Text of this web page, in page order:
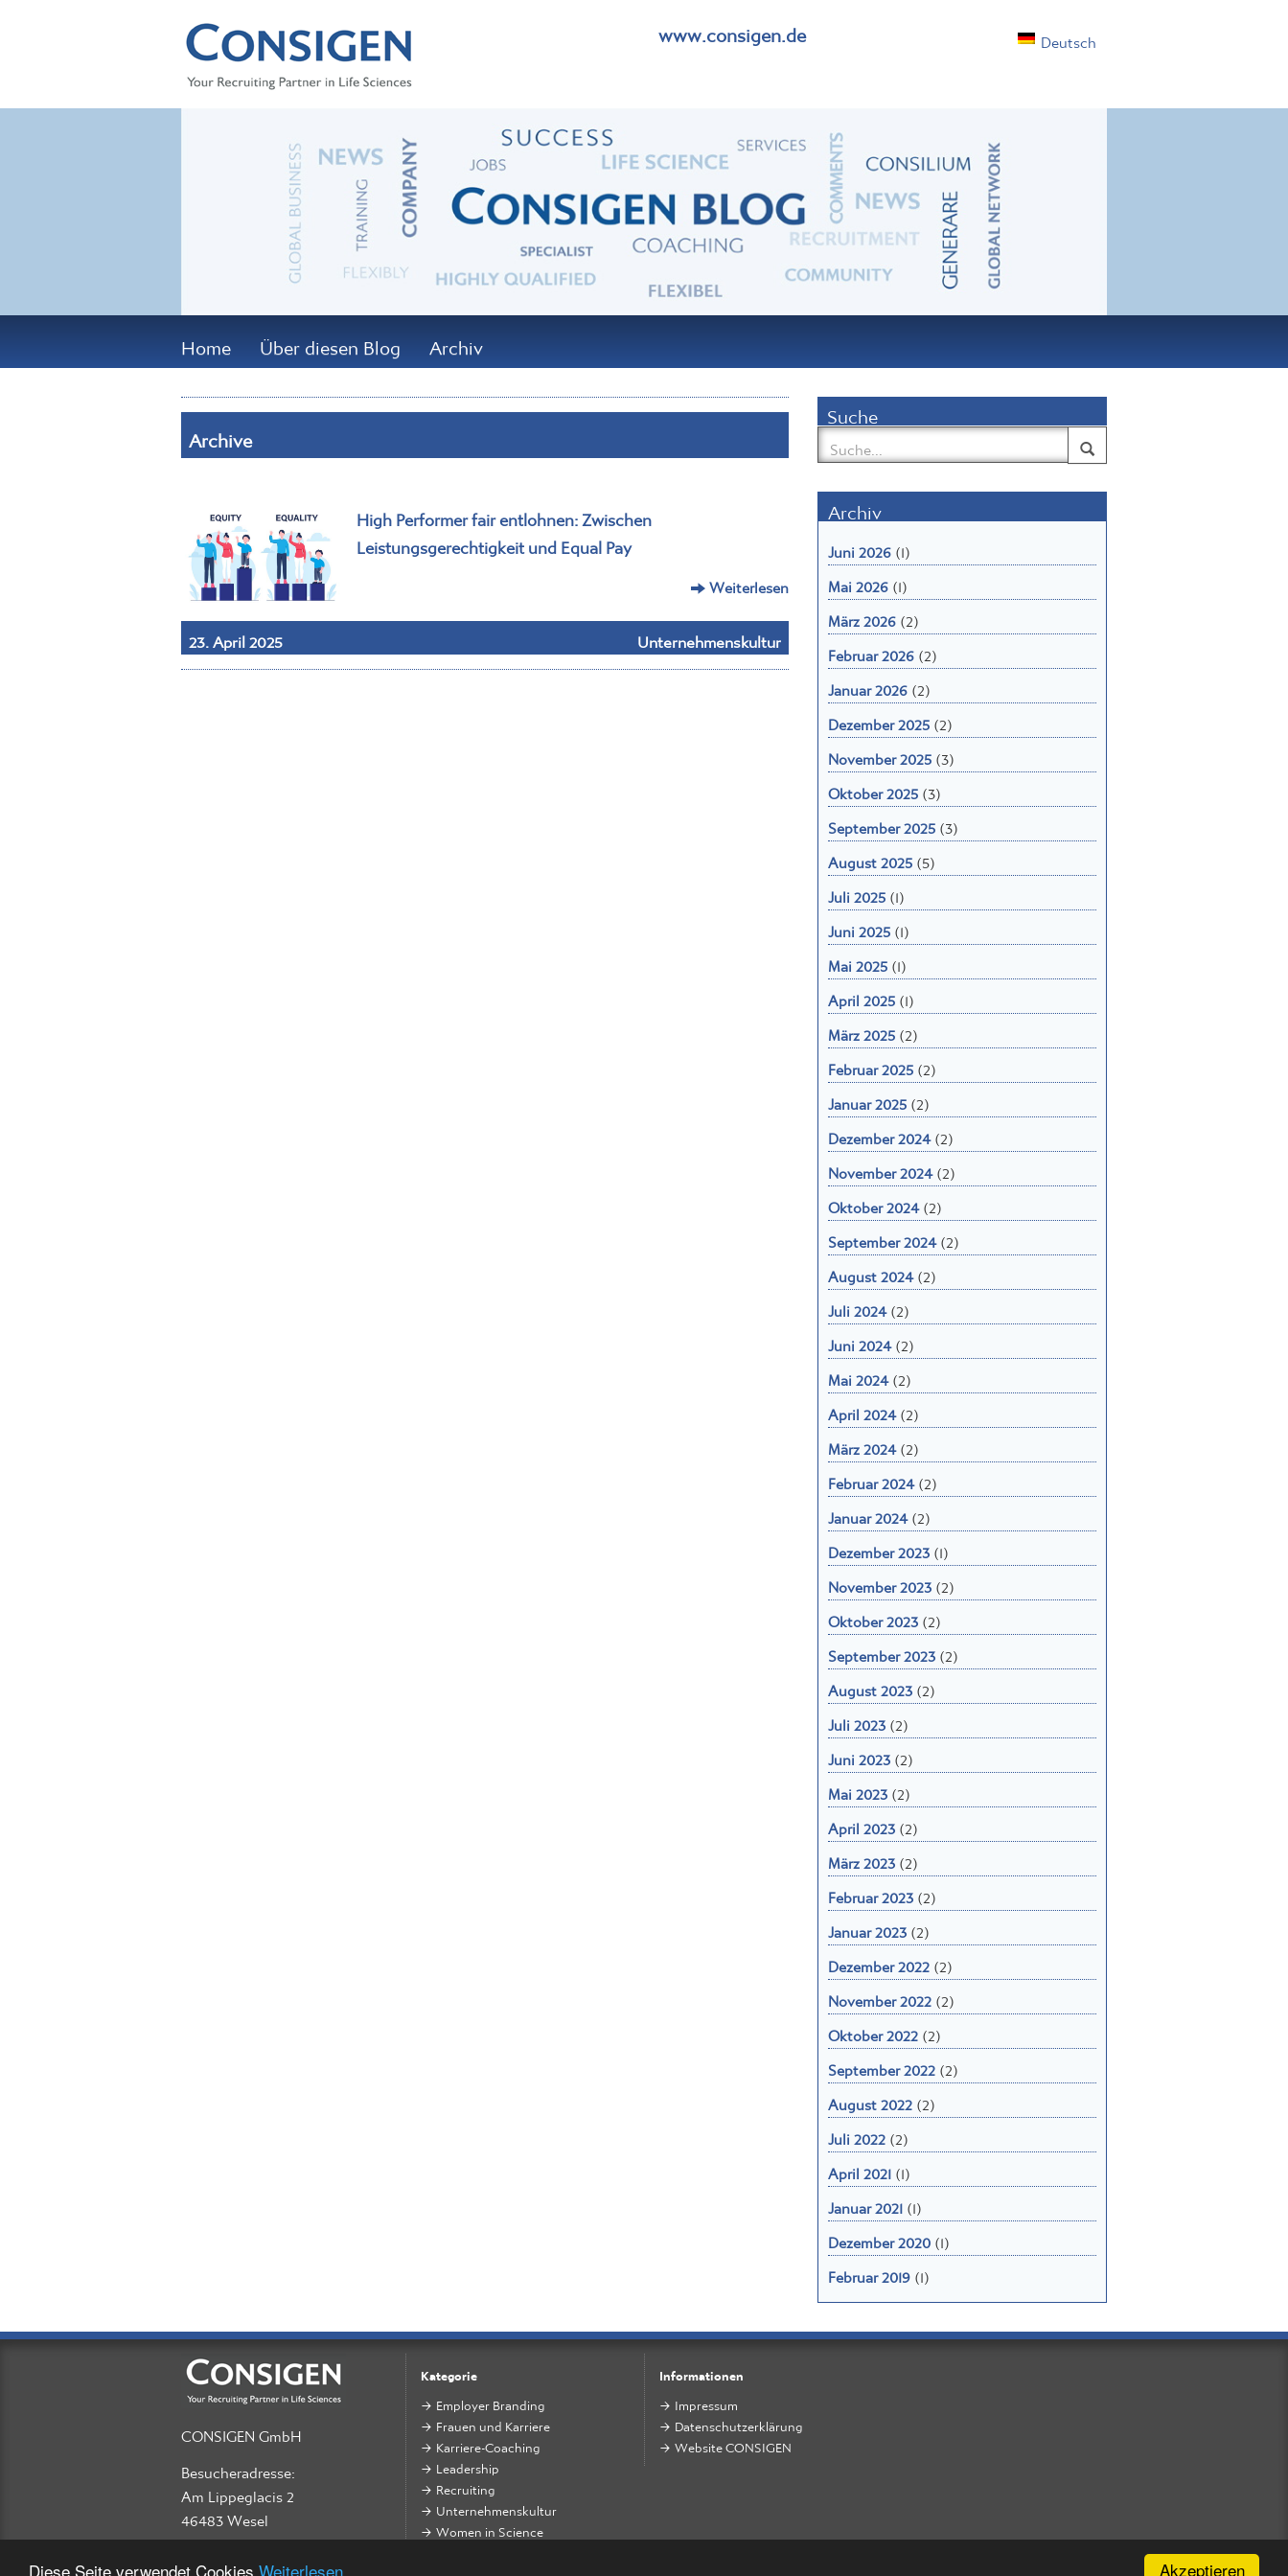
Akzeptieren
Diese Seite verwendet Cookies Weiterlesen
www.consigen.de Deutsch
Home Über diesen Blog Archiv
Archive
High Performer fair entlohnen: Zwischen
Leistungsgerechtigkeit und Equal Pay
Weiterlesen
23. April 2025 Unternehmenskultur
Suche
Archiv
Juni 2026(1)
Mai 2026(1)
März 2026(2)
Februar 2026(2)
Januar 2026(2)
Dezember 2025(2)
November 2025(3)
Oktober 2025(3)
September 2025(3)
August 2025(5)
Juli 2025(1)
Juni 2025(1)
Mai 2025(1)
April 2025(1)
März 2025(2)
Februar 2025(2)
Januar 2025(2)
Dezember 2024(2)
November 2024(2)
Oktober 2024(2)
September 2024(2)
August 2024(2)
Juli 2024(2)
Juni 2024(2)
Mai 2024(2)
April 2024(2)
März 2024(2)
Februar 2024(2)
Januar 2024(2)
Dezember 2023(1)
November 2023(2)
Oktober 2023(2)
September 2023(2)
August 2023(2)
Juli 2023(2)
Juni 2023(2)
Mai 2023(2)
April 2023(2)
März 2023(2)
Februar 2023(2)
Januar 2023(2)
Dezember 2022(2)
November 2022(2)
Oktober 2022(2)
September 2022(2)
August 2022(2)
Juli 2022(2)
April 2021(1)
Januar 2021(1)
Dezember 2020(1)
Februar 2019(1)
CONSIGEN GmbH
Besucheradresse:
Am Lippeglacis 2
46483 Wesel
Kategorie
Employer Branding
Frauen und Karriere
Karriere-Coaching
Leadership
Recruiting
Unternehmenskultur
Women in Science
Zukunft
Informationen
Impressum
Datenschutzerklärung
Website CONSIGEN